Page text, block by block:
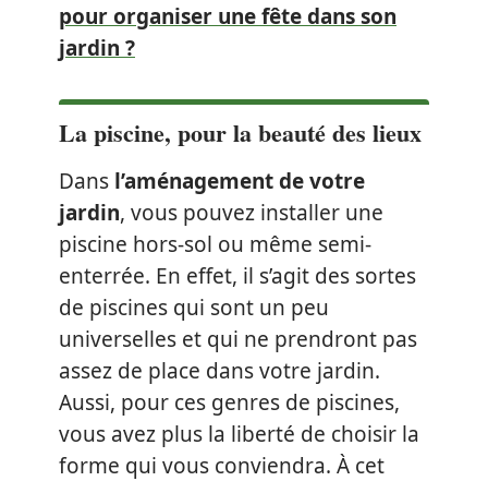
pour organiser une fête dans son
jardin ?
La piscine, pour la beauté des lieux
Dans l’aménagement de votre
jardin, vous pouvez installer une
piscine hors-sol ou même semi-
enterrée. En effet, il s’agit des sortes
de piscines qui sont un peu
universelles et qui ne prendront pas
assez de place dans votre jardin.
Aussi, pour ces genres de piscines,
vous avez plus la liberté de choisir la
forme qui vous conviendra. À cet